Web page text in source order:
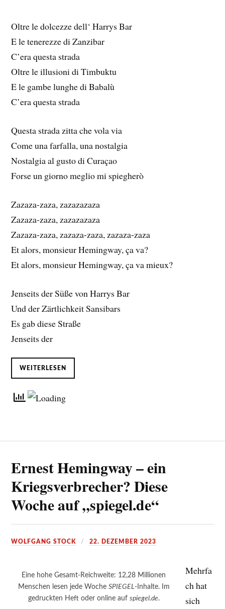
Oltre le dolcezze dell‘ Harrys Bar
E le tenerezze di Zanzibar
C’era questa strada
Oltre le illusioni di Timbuktu
E le gambe lunghe di Babalù
C’era questa strada
Questa strada zitta che vola via
Come una farfalla, una nostalgia
Nostalgia al gusto di Curaçao
Forse un giorno meglio mi spiegherò
Zazaza-zaza, zazazazaza
Zazaza-zaza, zazazazaza
Zazaza-zaza, zazaza-zaza, zazaza-zaza
Et alors, monsieur Hemingway, ça va?
Et alors, monsieur Hemingway, ça va mieux?
Jenseits der Süße von Harrys Bar
Und der Zärtlichkeit Sansibars
Es gab diese Straße
Jenseits der
WEITERLESEN
Ernest Hemingway – ein
Kriegsverbrecher? Diese
Woche auf „spiegel.de“
WOLFGANG STOCK 22. DEZEMBER 2023
Eine hohe Gesamt-Reichweite: 12,28 Millionen
Menschen lesen jede Woche SPIEGEL-Inhalte. Im
gedruckten Heft oder online auf spiegel.de.
Mehrfa
ch hat
sich